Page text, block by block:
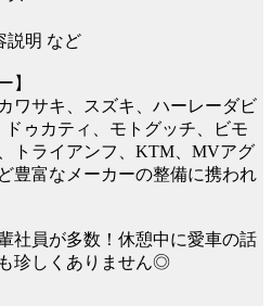
説明 など
】
ワサキ、スズキ、ハーレーダビ
ゥカティ、モトグッチ、ビモ
トライアンフ、KTM、MVアグ
豊富なメーカーの整備に携われ
社員が多数！休憩中に愛車の話
珍しくありません◎